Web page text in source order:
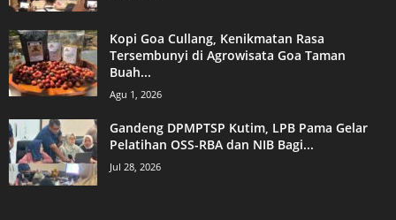
Kopi Goa Cullang, Kenikmatan Rasa
Tersembunyi di Agrowisata Goa Taman
Buah...
Agu 1, 2026
Gandeng DPMPTSP Kutim, LPB Pama Gelar
Pelatihan OSS-RBA dan NIB Bagi...
Jul 28, 2026